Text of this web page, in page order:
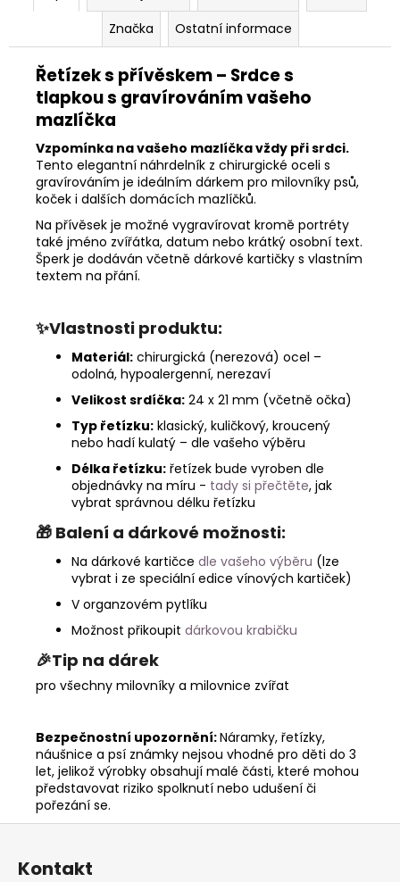
Značka
Ostatní informace
Řetízek s přívěskem – Srdce s
tlapkou s gravírováním vašeho
mazlíčka
Vzpomínka na vašeho mazlíčka vždy při srdci.
Tento elegantní náhrdelník z chirurgické oceli s
gravírováním je ideálním dárkem pro milovníky psů,
koček i dalších domácích mazlíčků.
Na přívěsek je možné vygravírovat kromě portréty
také jméno zvířátka, datum nebo krátký osobní text.
Šperk je dodáván včetně dárkové kartičky s vlastním
textem na přání.
✨Vlastnosti produktu:
Materiál: chirurgická (nerezová) ocel –
odolná, hypoalergenní, nerezaví
Velikost srdíčka: 24 x 21 mm (včetně očka)
Typ řetízku: klasický, kuličkový, kroucený
nebo hadí kulatý – dle vašeho výběru
Délka řetízku: řetízek bude vyroben dle
objednávky na míru - tady si přečtěte, jak
vybrat správnou délku řetízku
🎁 Balení a dárkové možnosti:
Na dárkové kartičce dle vašeho výběru (lze
vybrat i ze speciální edice vínových kartiček)
V organzovém pytlíku
Možnost přikoupit dárkovou krabičku
🎉Tip na dárek
pro všechny milovníky a milovnice zvířat
Bezpečnostní upozornění:Náramky, řetízky,
náušnice a psí známky nejsou vhodné pro děti do 3
let, jelikož výrobky obsahují malé části, které mohou
představovat riziko spolknutí nebo udušení či
pořezání se.
Z
Kontakt